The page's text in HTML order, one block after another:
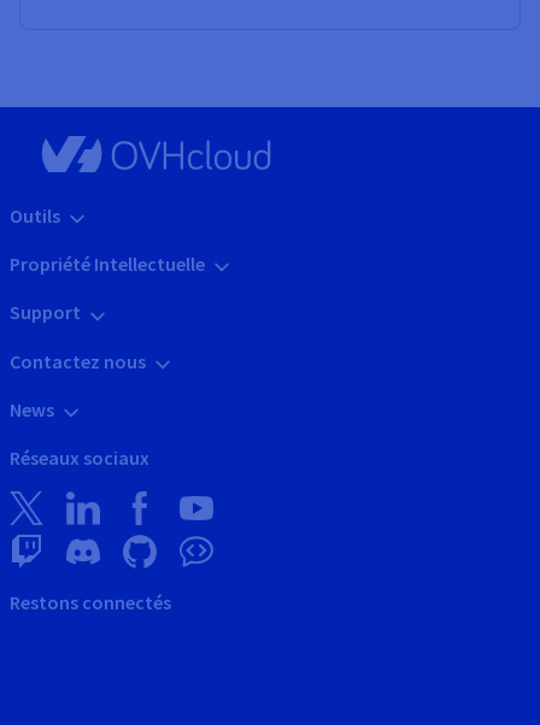
Outils
Propriété Intellectuelle
Support
Contactez nous
News
Réseaux sociaux
Restons connectés